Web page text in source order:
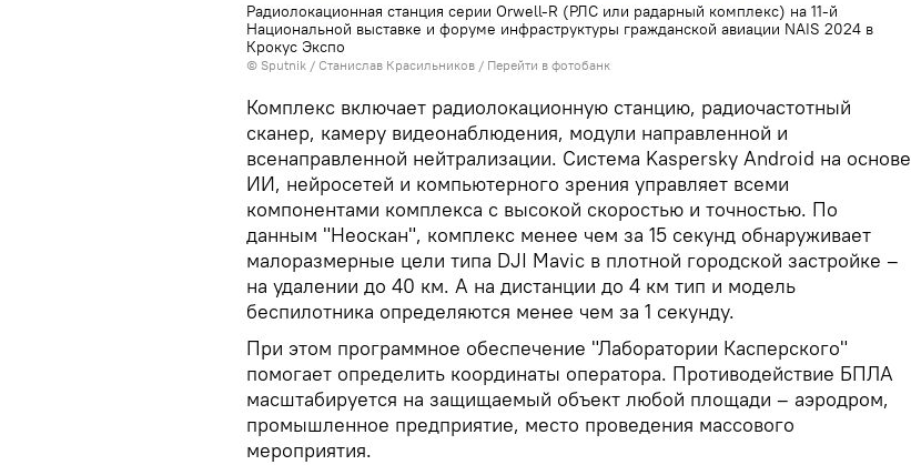
Радиолокационная станция серии Orwell-R (РЛС или радарный комплекс) на 11-й
Национальной выставке и форуме инфраструктуры гражданской авиации NAIS 2024 в
Крокус Экспо
© Sputnik / Станислав Красильников / Перейти в фотобанк
Комплекс включает радиолокационную станцию, радиочастотный
сканер, камеру видеонаблюдения, модули направленной и
всенаправленной нейтрализации. Система Kaspersky Android на основе
ИИ, нейросетей и компьютерного зрения управляет всеми
компонентами комплекса с высокой скоростью и точностью. По
данным "Неоскан", комплекс менее чем за 15 секунд обнаруживает
малоразмерные цели типа DJI Mavic в плотной городской застройке –
на удалении до 40 км. А на дистанции до 4 км тип и модель
беспилотника определяются менее чем за 1 секунду.
При этом программное обеспечение "Лаборатории Касперского"
помогает определить координаты оператора. Противодействие БПЛА
масштабируется на защищаемый объект любой площади – аэродром,
промышленное предприятие, место проведения массового
мероприятия.